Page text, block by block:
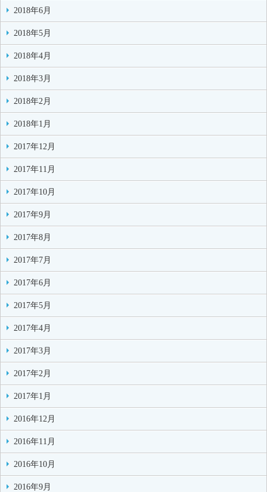
2018年6月
2018年5月
2018年4月
2018年3月
2018年2月
2018年1月
2017年12月
2017年11月
2017年10月
2017年9月
2017年8月
2017年7月
2017年6月
2017年5月
2017年4月
2017年3月
2017年2月
2017年1月
2016年12月
2016年11月
2016年10月
2016年9月